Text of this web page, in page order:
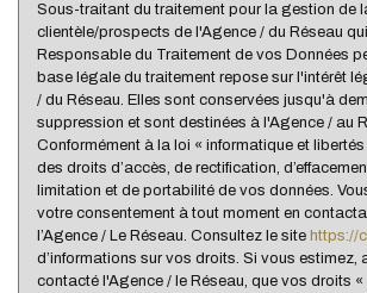
Nombre d'habitants
Propriétaires (vs. locataires)
Taxe habitation
Taxe foncière
Habitants de moins de 25 ans
Habitants de 25 à 55 ans
Habitants de plus de 55 ans
Sous-traitant du traitement pour la gestion de
clientèle/prospects de l'Agence / du Réseau
Responsable du Traitement de vos Données
base légale du traitement repose sur l'intérêt
/ du Réseau. Elles sont conservées jusqu'à
suppression et sont destinées à l'Agence / au
Conformément à la loi « informatique et
des droits d’accès, de rectification,
limitation et de portabilité de vos données.
votre consentement à tout moment en
l’Agence / Le Réseau. Consultez le site https://
d’informations sur vos droits. Si vous estimez,
contacté l'Agence / le Réseau, que vos droits «